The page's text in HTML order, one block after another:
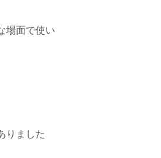
場面で使い
りました